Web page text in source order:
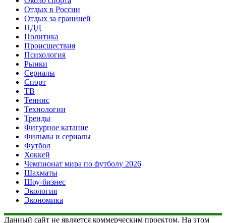
Отдых в России
Отдых за границей
ПДД
Политика
Происшествия
Психология
Рынки
Сериалы
Спорт
ТВ
Теннис
Технологии
Тренды
Фигурное катание
Фильмы и сериалы
Футбол
Хоккей
Чемпионат мира по футболу 2026
Шахматы
Шоу-бизнес
Экология
Экономика
Данный сайт не является коммерческим проектом. На этом